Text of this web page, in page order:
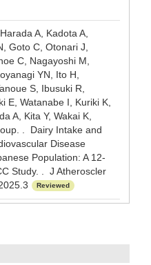
A, Kadota A,
Goto C, Otonari J,
C, Nagayoshi M,
YN, Ito H,
S, Ibusuki R,
E, Watanabe I, Kuriki K,
A, Kita Y, Wakai K,
. Dairy Intake and
Disease
Population: A 12-
Study. . J Atheroscler
Reviewed